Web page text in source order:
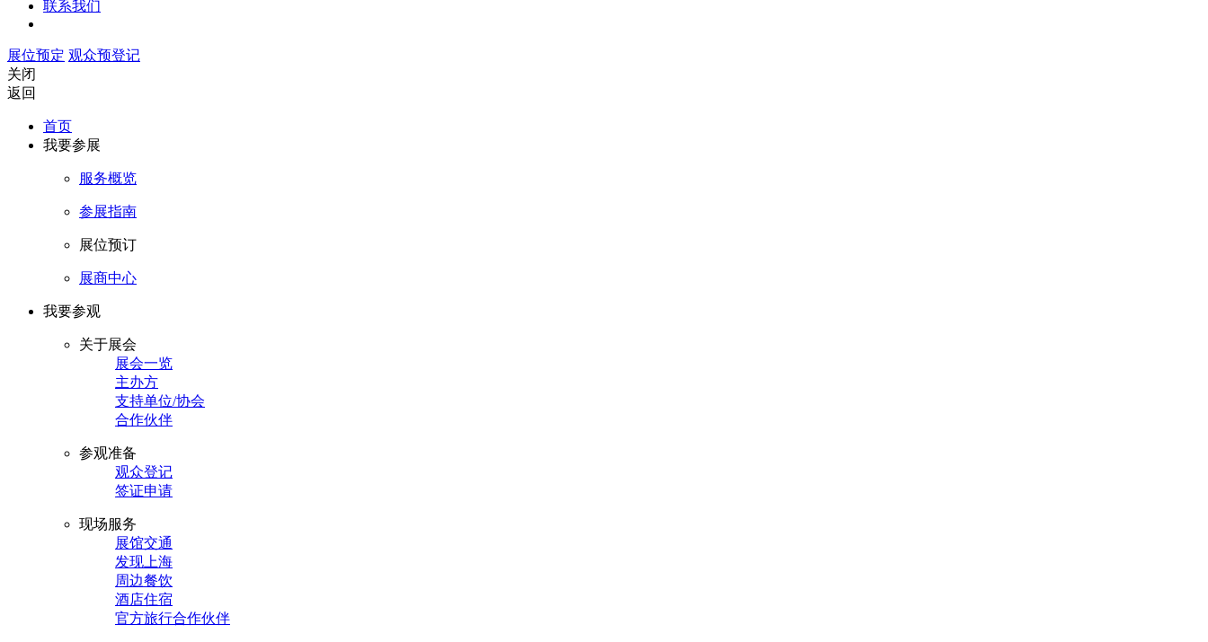
联系我们
展位预定 观众预登记
关闭
返回
首页
我要参展
服务概览
参展指南
展位预订
展商中心
我要参观
关于展会
展会一览
主办方
支持单位/协会
合作伙伴
参观准备
观众登记
签证申请
现场服务
展馆交通
发现上海
周边餐饮
酒店住宿
官方旅行合作伙伴